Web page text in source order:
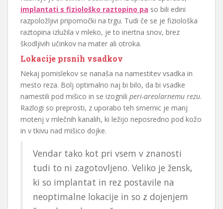
implantati s fiziološko raztopino pa so bili edini
razpoložljivi pripomočki na trgu. Tudi če se je fiziološka
raztopina izlužila v mleko, je to inertna snov, brez
škodljivih učinkov na mater ali otroka.
Lokacije prsnih vsadkov
Nekaj pomislekov se nanaša na namestitev vsadka in
mesto reza. Bolj optimalno naj bi bilo, da bi vsadke
namestili pod mišico in se izognili peri-areolarnemu rezu.
Razlogi so preprosti, z uporabo teh smernic je manj
motenj v mlečnih kanalih, ki ležijo neposredno pod kožo
in v tkivu nad mišico dojke.
Vendar tako kot pri vsem v znanosti
tudi to ni zagotovljeno. Veliko je žensk,
ki so implantat in rez postavile na
neoptimalne lokacije in so z dojenjem